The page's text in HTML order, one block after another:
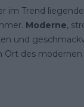
im Trend
Moderne,
und
Ort des modernen